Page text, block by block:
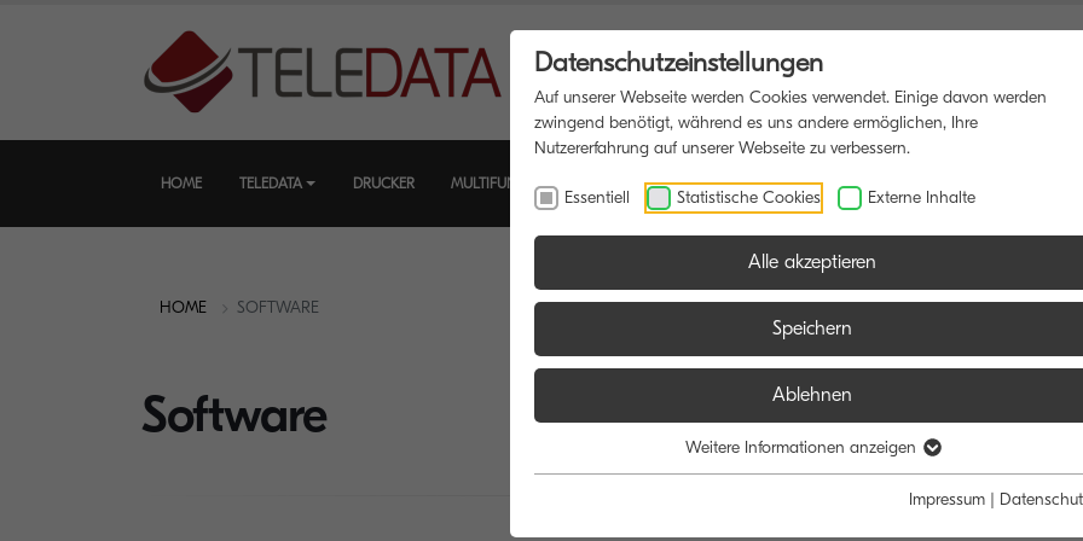
HOME TELEDATA DRUCKER MULTIFUNKTIONSDRUCKER SOFTWARE BLOG
HOME SOFTWARE
Software
Datenschutzeinstellungen
Auf unserer Webseite werden Cookies verwendet. Einige davon werden
zwingend benötigt, während es uns andere ermöglichen, Ihre
Nutzererfahrung auf unserer Webseite zu verbessern.
Essentiell Statistische Cookies Externe Inhalte
Alle akzeptieren
Speichern
Ablehnen
Weitere Informationen anzeigen
Impressum |